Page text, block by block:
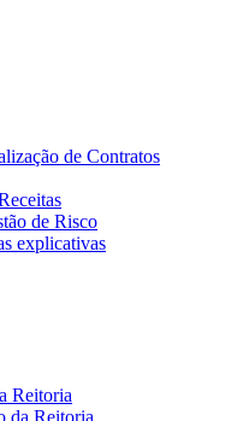
de Contratos
de Risco
explicativas
Reitoria
da Reitoria